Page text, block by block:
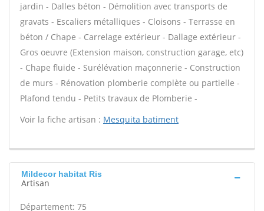
jardin - Dalles béton - Démolition avec transports de
gravats - Escaliers métalliques - Cloisons - Terrasse en
béton / Chape - Carrelage extérieur - Dallage extérieur -
Gros oeuvre (Extension maison, construction garage, etc)
- Chape fluide - Surélévation maçonnerie - Construction
de murs - Rénovation plomberie complète ou partielle -
Plafond tendu - Petits travaux de Plomberie -
Voir la fiche artisan : Mesquita batiment
Mildecor habitat Ris
Artisan
Département: 75